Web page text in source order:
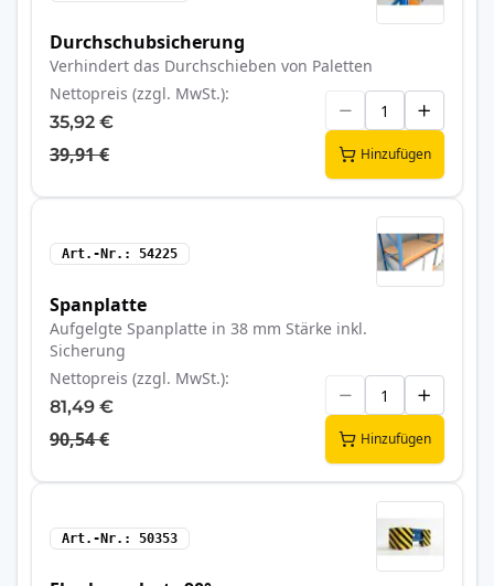
Durchschubsicherung
Verhindert das Durchschieben von Paletten
Nettopreis (zzgl. MwSt.)
35,92 €
39,91 € Hinzufügen
Art.-Nr. 54225
Spanplatte
Aufgelgte Spanplatte in 38 mm Stärke inkl.
Sicherung
Nettopreis (zzgl. MwSt.)
81,49 €
90,54 € Hinzufügen
Art.-Nr. 50353